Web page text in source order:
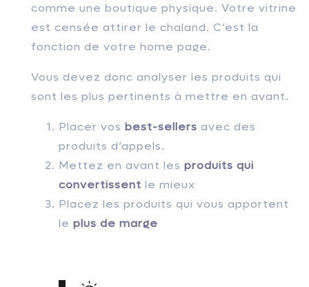
comme une boutique physique. Votre vitrine
est censée attirer le chaland. C’est la
fonction de votre home page.
Vous devez donc analyser les produits qui
sont les plus pertinents à mettre en avant.
Placer vos best-sellers avec des
produits d’appels.
Mettez en avant les produits qui
convertissent le mieux
Placez les produits qui vous apportent
le plus de marge